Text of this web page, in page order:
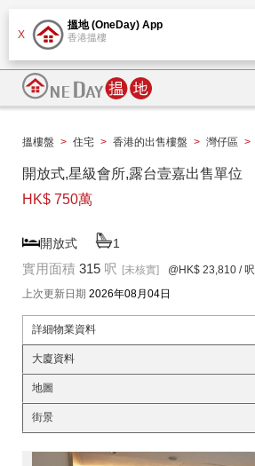
X
搵地 (OneDay) App
香港搵樓
搵樓盤 > 住宅 > 香港的出售樓盤 > 灣仔區 >
開放式,星級會所,露台壹嘉出售單位
HK$ 750萬
開放式 1
實用面積 315 呎 [未核實] @HK$ 23,810 / 呎
上次更新日期 2026年08月04日
詳細物業資料
大廈資料
地圖
街景